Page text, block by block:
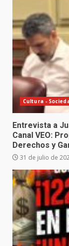
Cultura -
Entrevista a
Canal VEO:
Derechos y
31 de julio de